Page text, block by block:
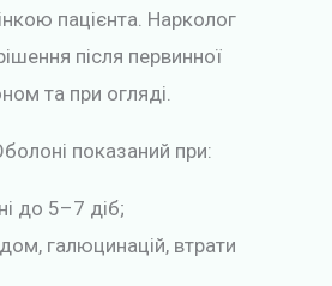
пацієнта. Нарколог
після первинної
та при огляді.
показаний при:
до 5–7 діб;
галюцинацій, втрати